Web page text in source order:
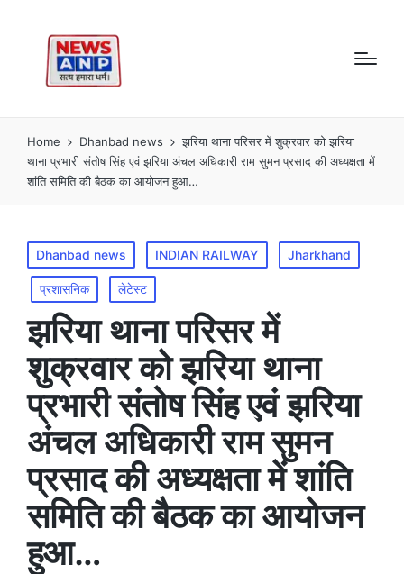
Home Dhanbad news
झरिया थाना परिसर में शुक्रवार को झरिया
थाना प्रभारी संतोष सिंह एवं झरिया अंचल अधिकारी राम सुमन प्रसाद की अध्यक्षता में
शांति समिति की बैठक का आयोजन हुआ…
Posted
in
Dhanbad news INDIAN RAILWAY Jharkhand
प्रशासनिक लेटेस्ट
झरिया थाना परिसर में
शुक्रवार को झरिया थाना
प्रभारी संतोष सिंह एवं झरिया
अंचल अधिकारी राम सुमन
प्रसाद की अध्यक्षता में शांति
समिति की बैठक का आयोजन
हुआ…